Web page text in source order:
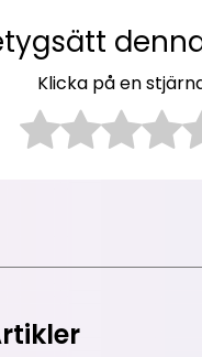
Klicka på en